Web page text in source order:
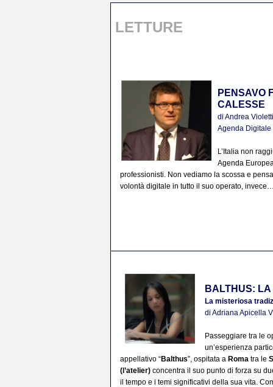
LETTURE
PENSAVO
CALESSE
di Andrea
Agenda Digitale
L’Italia non
Agenda
professionisti. Non vediamo la scossa e
volontà digitale in tutto il suo operato,
BALTHUS:
La misteriosa
di Adriana Apicella
Passeggiare tra le
un’esperienza
appellativo “Balthus”, ospitata a Roma tra le
(l’atelier) concentra il suo punto di forza su
il tempo e i temi significativi della sua vita.